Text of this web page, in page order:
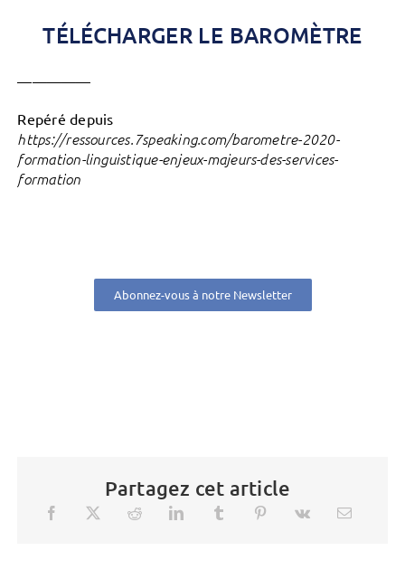
TÉLÉCHARGER LE BAROMÈTRE
—————
Repéré depuis
https://ressources.7speaking.com/barometre-2020-
formation-linguistique-enjeux-majeurs-des-services-
formation
Abonnez-vous à notre Newsletter
Partagez cet article